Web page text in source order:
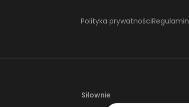
Polityka prywatnościRegulamin
Siłownie